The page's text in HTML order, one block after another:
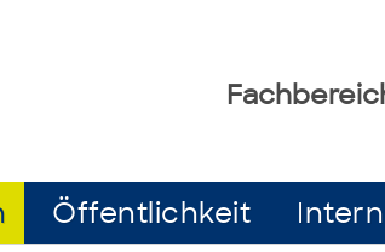
Öffentlichkeit Intern